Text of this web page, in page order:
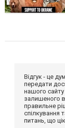
Відгук - це
передати
нашого
залишеного
правильне
спілкування
питань, що